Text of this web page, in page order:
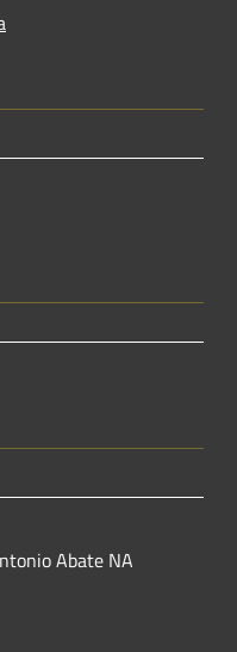
Abate NA